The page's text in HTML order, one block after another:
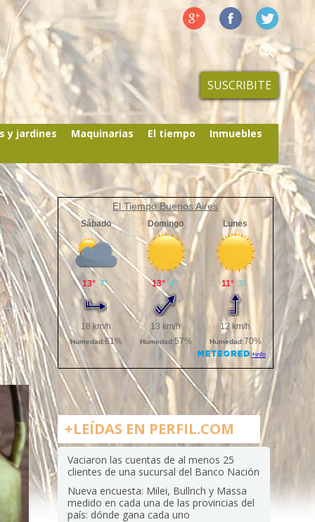
SUSCRIBITE
y jardines Maquinarias El tiempo
Inmuebles
El Tiempo Buenos Aires
+LEÍDAS EN PERFIL.COM
Vaciaron las cuentas de al menos 25
clientes de una sucursal del Banco Nación
Nueva encuesta: Milei, Bullrich y Massa
medido en cada una de las provincias del
país: dónde gana cada uno